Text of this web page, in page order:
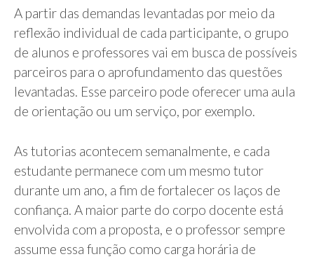
A partir das demandas levantadas por meio da
reflexão individual de cada participante, o grupo
de alunos e professores vai em busca de possíveis
parceiros para o aprofundamento das questões
levantadas. Esse parceiro pode oferecer uma aula
de orientação ou um serviço, por exemplo.
As tutorias acontecem semanalmente, e cada
estudante permanece com um mesmo tutor
durante um ano, a fim de fortalecer os laços de
confiança. A maior parte do corpo docente está
envolvida com a proposta, e o professor sempre
assume essa função como carga horária de